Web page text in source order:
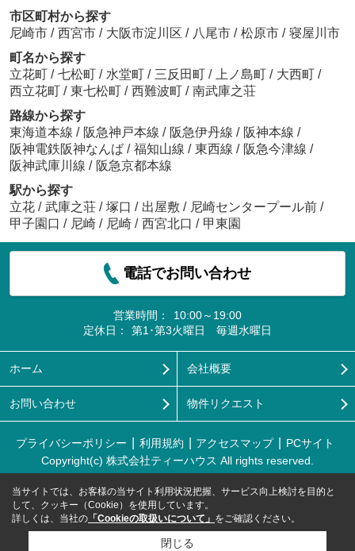
市区町村から探す
尼崎市 / 西宮市 / 大阪市淀川区 / 八尾市 / 松原市 / 寝屋川市
町名から探す
立花町 / 七松町 / 水堂町 / 三反田町 / 上ノ島町 / 大西町 /
西立花町 / 東七松町 / 西難波町 / 南武庫之荘
路線から探す
東海道本線 / 阪急神戸本線 / 阪急伊丹線 / 阪神本線 /
阪神電鉄阪神なんば / 福知山線 / 東西線 / 阪急今津線 /
阪神武庫川線 / 阪急京都本線
駅から探す
立花 / 武庫之荘 / 塚口 / 出屋敷 / 尼崎センタープール前 /
甲子園口 / 尼崎 / 尼崎 / 西宮北口 / 甲東園
電話でお問い合わせ
営業時間：
10:00～19:00
定休日：
第1･第3火曜日 毎週水曜日
ホーム 会社概要
お問い合わせ 物件リクエスト
プライバシーポリシー 利用規約 アクセスマップ
PCサイト
Copyright(c) 株式会社ティーハウス All rights reserved.
当サイトでは、お客様の当サイト利用状況把握、サービス向上検討を目的と
して、クッキー（Cookie）を使用しています。
詳しくは、当社の 「Cookieの取扱いについて」 をご確認ください。
閉じる